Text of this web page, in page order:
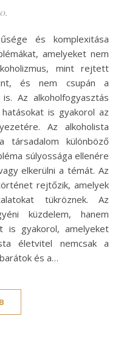
amelyeket nem
mint rejtett
és nem csupán a
Az alkoholfogyasztás
is gyakorol az
Az alkoholista
különböző
súlyossága ellenére
elkerülni a témát. Az
rejtőzik, amelyek
tükröznek. Az
küzdelem, hanem
is gyakorol, amelyeket
életvitel nemcsak a
és a…